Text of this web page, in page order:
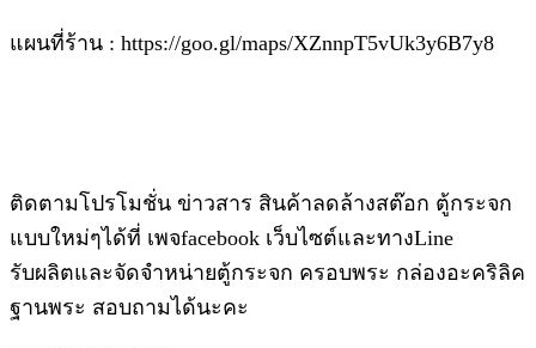
แผนที่ร้าน : https://goo.gl/maps/XZnnpT5vUk3y6B7y8
ติดตามโปรโมชั่น ข่าวสาร สินค้าลดล้างสต๊อก ตู้กระจก
แบบใหม่ๆได้ที่ เพจfacebook เว็บไซต์และทางLine
รับผลิตและจัดจำหน่ายตู้กระจก ครอบพระ กล่องอะคริลิค
ฐานพระ สอบถามได้นะคะ